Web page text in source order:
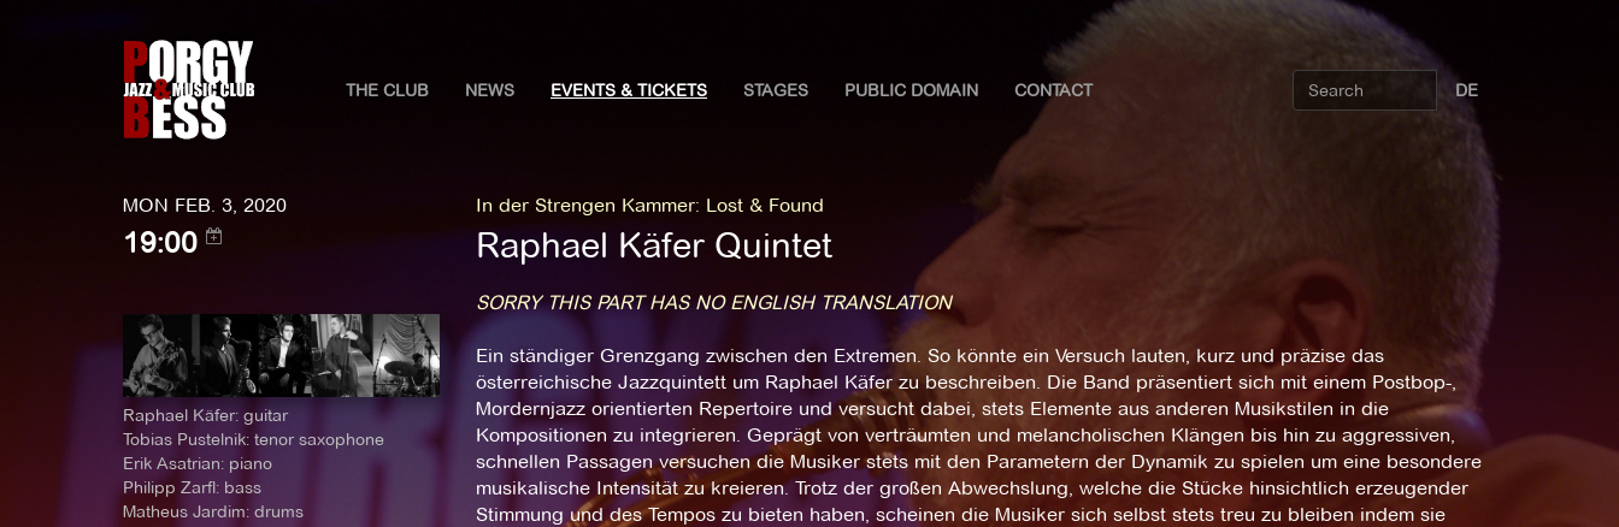
THE CLUB NEWS EVENTS & TICKETS STAGES PUBLIC DOMAIN CONTACT DE
MON FEB. 3, 2020
19:00
In der Strengen Kammer: Lost & Found
Raphael Käfer Quintet
Raphael Käfer: guitar
Tobias Pustelnik: tenor saxophone
Erik Asatrian: piano
Philipp Zarfl: bass
Matheus Jardim: drums
SORRY THIS PART HAS NO ENGLISH TRANSLATION
Ein ständiger Grenzgang zwischen den Extremen. So könnte ein Versuch lauten, kurz und präzise das
österreichische Jazzquintett um Raphael Käfer zu beschreiben. Die Band präsentiert sich mit einem Postbop-,
Mordernjazz orientierten Repertoire und versucht dabei, stets Elemente aus anderen Musikstilen in die
Kompositionen zu integrieren. Geprägt von verträumten und melancholischen Klängen bis hin zu aggressiven,
schnellen Passagen versuchen die Musiker stets mit den Parametern der Dynamik zu spielen um eine besondere
musikalische Intensität zu kreieren. Trotz der großen Abwechslung, welche die Stücke hinsichtlich erzeugender
Stimmung und des Tempos zu bieten haben, scheinen die Musiker sich selbst stets treu zu bleiben indem sie